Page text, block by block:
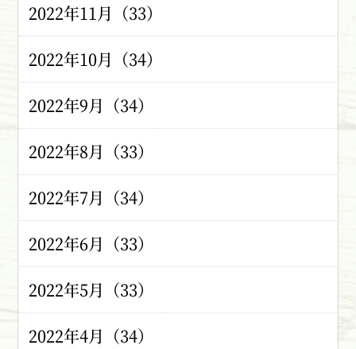
2022年11月（33）
2022年10月（34）
2022年9月（34）
2022年8月（33）
2022年7月（34）
2022年6月（33）
2022年5月（33）
2022年4月（34）